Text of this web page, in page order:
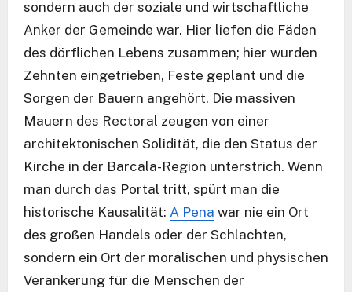
sondern auch der soziale und wirtschaftliche
Anker der Gemeinde war. Hier liefen die Fäden
des dörflichen Lebens zusammen; hier wurden
Zehnten eingetrieben, Feste geplant und die
Sorgen der Bauern angehört. Die massiven
Mauern des Rectoral zeugen von einer
architektonischen Solidität, die den Status der
Kirche in der Barcala-Region unterstrich. Wenn
man durch das Portal tritt, spürt man die
historische Kausalität: A Pena war nie ein Ort
des großen Handels oder der Schlachten,
sondern ein Ort der moralischen und physischen
Verankerung für die Menschen der